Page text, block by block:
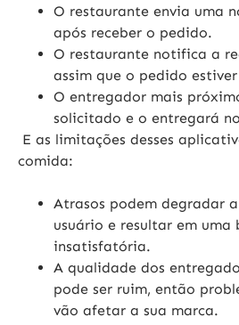
O restaurante envia uma
após receber o pedido.
O restaurante notifica a
assim que o pedido
O entregador mais
solicitado e o entregará
E as limitações desses
comida:
Atrasos podem degradar
usuário e resultar em uma
insatisfatória.
A qualidade dos
pode ser ruim, então
vão afetar a sua marca.